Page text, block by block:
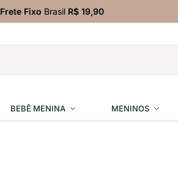
Frete Fixo Brasil R$ 19,90
BEBÊ MENINA MENINOS